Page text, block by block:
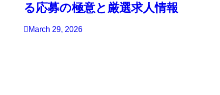
る応募の極意と厳選求人情報
March 29, 2026